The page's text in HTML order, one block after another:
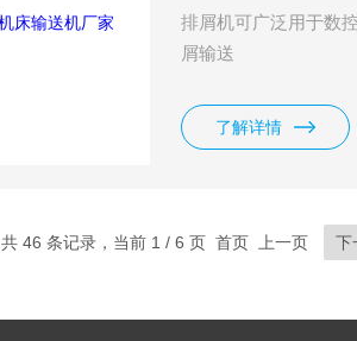
排屑机可广泛用于数
屑输送
了解详情
共 46 条记录，当前 1 / 6 页 首页 上一页 下